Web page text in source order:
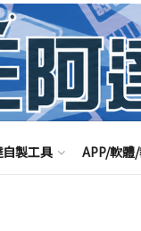
製工具 APP/軟體